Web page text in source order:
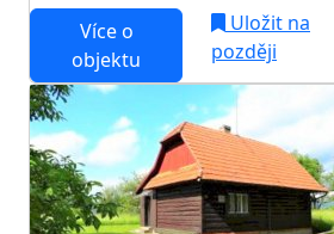
Více o
objektu
Uložit na
později